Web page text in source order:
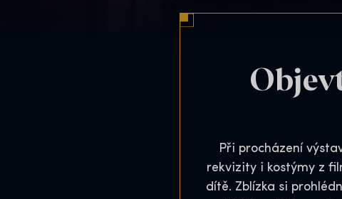
Při procházení
rekvizity i kostýmy z
dítě. Zblízka si